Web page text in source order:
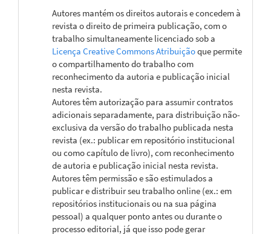
Autores mantém os direitos autorais e concedem à
revista o direito de primeira publicação, com o
trabalho simultaneamente licenciado sob a
Licença Creative Commons Atribuiçãoque permite
o compartilhamento do trabalho com
reconhecimento da autoria e publicação inicial
nesta revista.
Autores têm autorização para assumir contratos
adicionais separadamente, para distribuição não-
exclusiva da versão do trabalho publicada nesta
revista (ex.: publicar em repositório institucional
ou como capítulo de livro), com reconhecimento
de autoria e publicação inicial nesta revista.
Autores têm permissão e são estimulados a
publicar e distribuir seu trabalho online (ex.: em
repositórios institucionais ou na sua página
pessoal) a qualquer ponto antes ou durante o
processo editorial, já que isso pode gerar